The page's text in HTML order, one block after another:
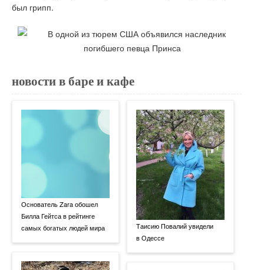
был грипп.
новости в баре и кафе
Основатель Zara обошел
Билла Гейтса в рейтинге
самых богатых людей мира
Таисию Повалий увидели
в Одессе